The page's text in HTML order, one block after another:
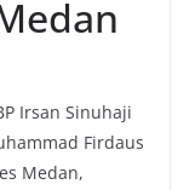
Irsan Sinuhaji
Firdaus
Medan,